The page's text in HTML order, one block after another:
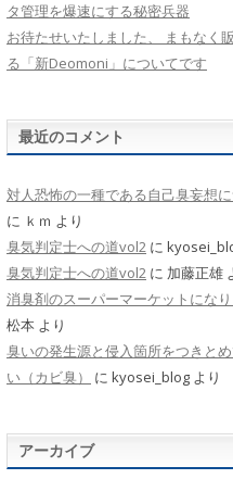
タ管理を爆速にする秘密兵器
お待たせいたしました、 まもなく
る「新Deomoni」についてです
最近のコメント
対人恐怖の一種である自己臭妄想
に ｋｍ より
臭気判定士への道vol2 に
臭気判定士への道vol2 に 加藤正雄
消臭剤のスーパーマーケットにな
松本 より
臭いの発生源と侵入箇所をつきと
い（カビ臭）
に kyosei_blog より
アーカイブ